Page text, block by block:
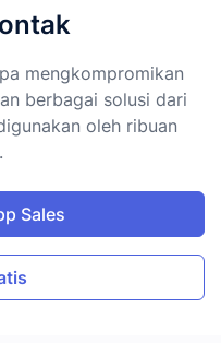
mengkompromikan
berbagai solusi dari
oleh ribuan
Sales